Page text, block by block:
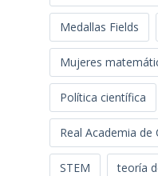
Medallas Fields
Mujeres
Política científica
Real Academia de
STEM teoría